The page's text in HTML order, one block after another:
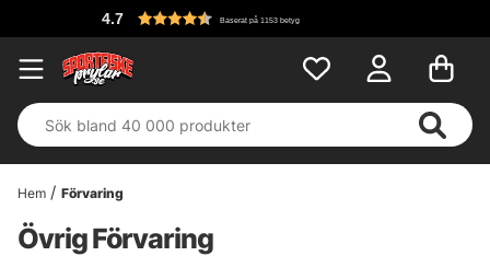
4.7 Baserat på 1153 betyg
Hem Förvaring
Övrig Förvaring